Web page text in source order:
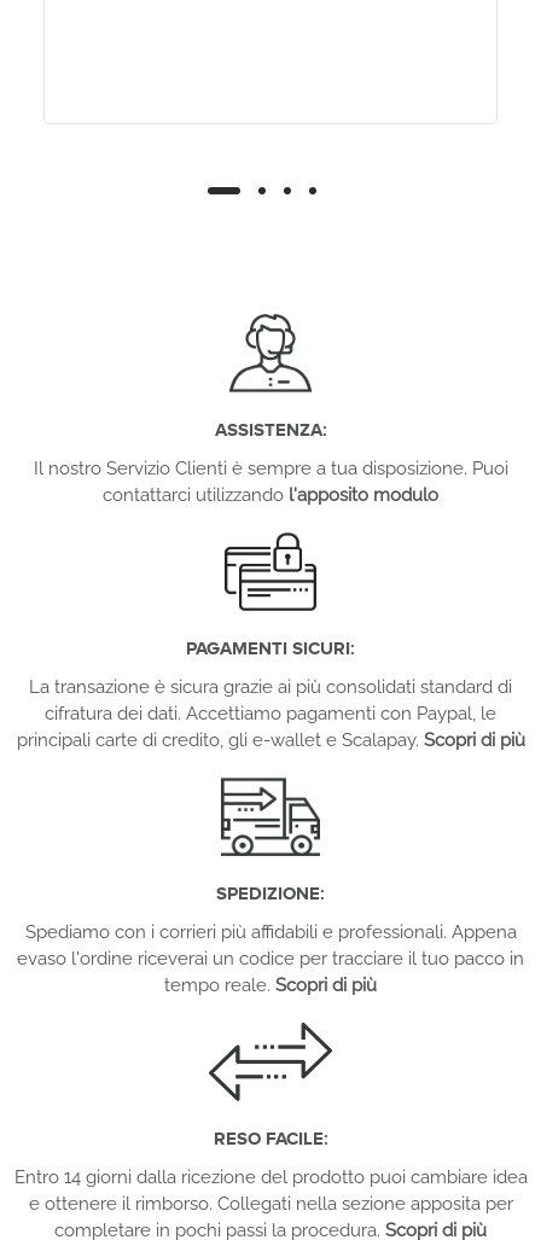
ASSISTENZA:
Il nostro Servizio Clienti è sempre a tua disposizione. Puoi
contattarci utilizzando l'apposito modulo
PAGAMENTI SICURI:
La transazione è sicura grazie ai più consolidati standard di
cifratura dei dati. Accettiamo pagamenti con Paypal, le
principali carte di credito, gli e-wallet e Scalapay. Scopri di più
SPEDIZIONE:
Spediamo con i corrieri più affidabili e professionali. Appena
evaso l'ordine riceverai un codice per tracciare il tuo pacco in
tempo reale. Scopri di più
RESO FACILE:
Entro 14 giorni dalla ricezione del prodotto puoi cambiare idea
e ottenere il rimborso. Collegati nella sezione apposita per
completare in pochi passi la procedura. Scopri di più